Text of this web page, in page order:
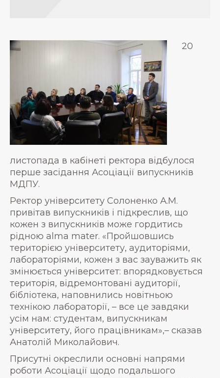
20
листопада в кабінеті ректора відбулося
перше засідання Асоціації випускників
МДПУ.
Ректор університету Солоненко А.М.
привітав випускників і підкреслив, що
кожен з випускників може гордитись
рідною alma mater. «Пройшовшись
територією університету, аудиторіями,
лабораторіями, кожен з вас зауважить як
змінюється університет: впорядковується
територія, відремонтовані аудиторії,
бібліотека, наповнились новітньою
технікою лабораторії, – все це завдяки
усім нам: студентам, випускникам
університету, його працівникам»,– сказав
Анатолій Миколайович.
Присутні окреслили основні напрями
роботи Асоціації щодо подальшого